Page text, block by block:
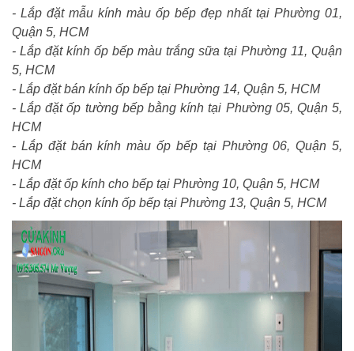
- Lắp đặt mẫu kính màu ốp bếp đẹp nhất tại Phường 01,
Quận 5, HCM
- Lắp đặt kính ốp bếp màu trắng sữa tại Phường 11, Quận
5, HCM
- Lắp đặt bán kính ốp bếp tại Phường 14, Quận 5, HCM
- Lắp đặt ốp tường bếp bằng kính tại Phường 05, Quận 5,
HCM
- Lắp đặt bán kính màu ốp bếp tại Phường 06, Quận 5,
HCM
- Lắp đặt ốp kính cho bếp tại Phường 10, Quận 5, HCM
- Lắp đặt chọn kính ốp bếp tại Phường 13, Quận 5, HCM